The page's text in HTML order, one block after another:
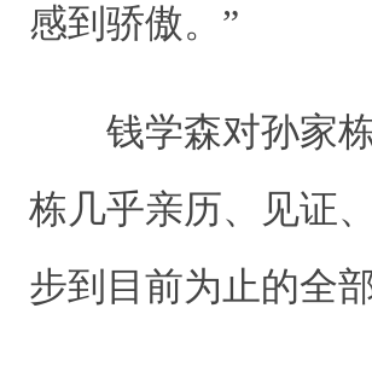
感到骄傲。”
钱学森对孙家栋
栋几乎亲历、见证
步到目前为止的全部